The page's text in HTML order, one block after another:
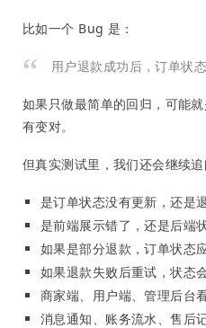
比如一个 Bug 是：
用户退款成功后，订单状
如果只做最简单的回归，可能
有变对。
但真实测试里，我们还会继续追
是订单状态没有更新，还是
是前端展示错了，还是后端
如果是部分退款，订单状态
如果退款失败后重试，状态
商家端、用户端、管理后台
消息通知、账务流水、售后